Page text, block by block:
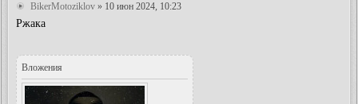
BikerMotoziklov » 10 июн 2024, 10:23
Ржака
Вложения